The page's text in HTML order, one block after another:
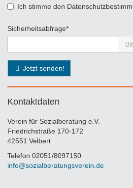
Ich stimme den
SicherheitsabfragePflichtfeld
*
Jetzt senden!
Kontaktdaten
Verein für Sozialberatung e.V.
Friedrichstraße 170-172
42551 Velbert
Telefon 02051/8097150
info@sozialberatungsverein.de